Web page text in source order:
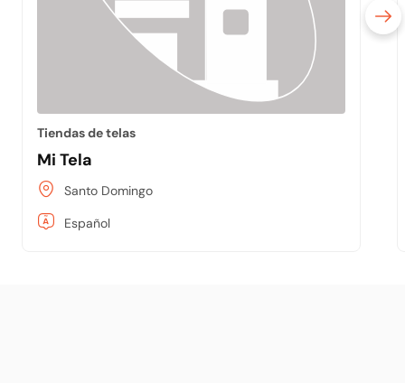
Tiendas de telas
Mi Tela
Santo Domingo
Español